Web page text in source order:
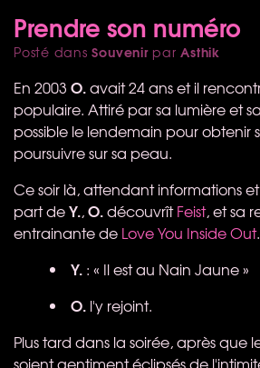
Prendre son numéro
Posté dansSouvenirparAsthik
En 2003 O.avait 24 ans et il
populaire. Attiré par sa lumière et
possible le lendemain pour obtenir
poursuivre sur sa peau.
Ce soir là, attendant informations
part deY.,O.découvrîtFeist, et sa
entrainante de Love You Inside Out
Y. : « Il est au Nain Jaune »
O. l'y rejoint.
Plus tard dans la soirée, après que